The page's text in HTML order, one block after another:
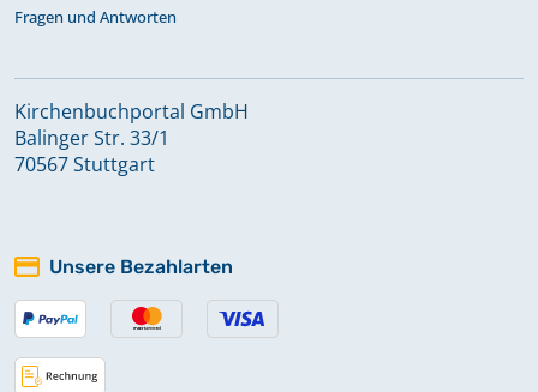
Fragen und Antworten
Kirchenbuchportal GmbH
Balinger Str. 33/1
70567 Stuttgart
Unsere Bezahlarten